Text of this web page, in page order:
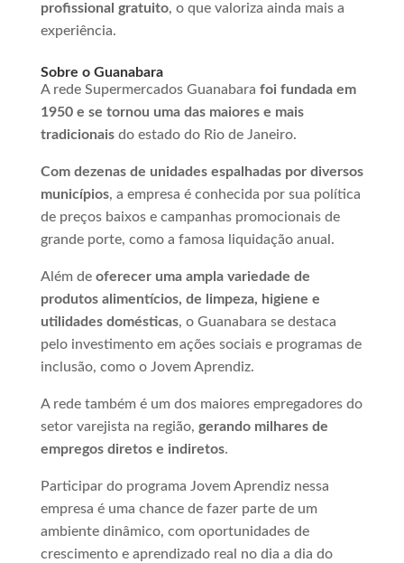
profissional gratuito, o que valoriza ainda mais a
experiência.
Sobre o Guanabara
A rede Supermercados Guanabara foi fundada em
1950 e se tornou uma das maiores e mais
tradicionaisdo estado do Rio de Janeiro.
Com dezenas de unidades espalhadas por diversos
municípios, a empresa é conhecida por sua política
de preços baixos e campanhas promocionais de
grande porte, como a famosa liquidação anual.
Além de oferecer uma ampla variedade de
produtos alimentícios, de limpeza, higiene e
utilidades domésticas, o Guanabara se destaca
pelo investimento em ações sociais e programas de
inclusão, como o Jovem Aprendiz.
A rede também é um dos maiores empregadores do
setor varejista na região, gerando milhares de
empregos diretos e indiretos.
Participar do programa Jovem Aprendiz nessa
empresa é uma chance de fazer parte de um
ambiente dinâmico, com oportunidades de
crescimento e aprendizado real no dia a dia do